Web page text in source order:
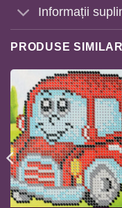
Informații
PRODUSE